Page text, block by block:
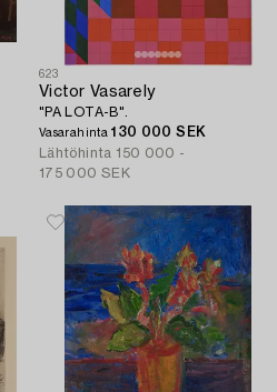
623
Victor Vasarely
"PA LOTA-B".
Vasarahinta130 000 SEK
Lähtöhinta 150 000 -
175 000 SEK